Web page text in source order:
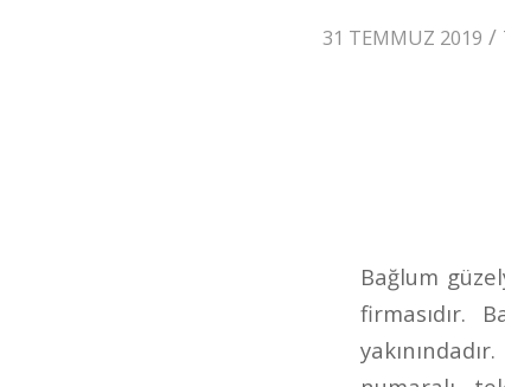
31 TEMMUZ 2019 /
Bağlum
firmasıdır.